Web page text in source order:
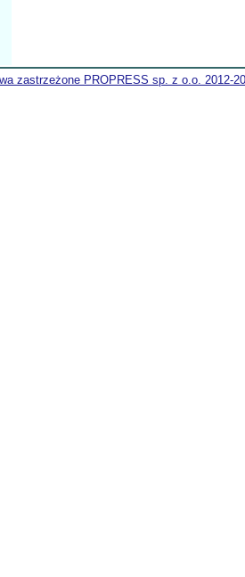
zastrzeżone PROPRESS sp. z o.o. 2012-